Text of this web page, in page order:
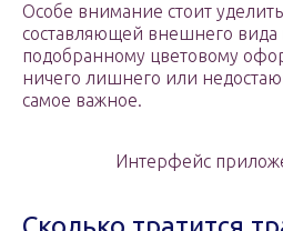
Особе внимание стоит
составляющей внешнего вида
подобранному цветовому
ничего лишнего или
самое важное.
Интерфейс